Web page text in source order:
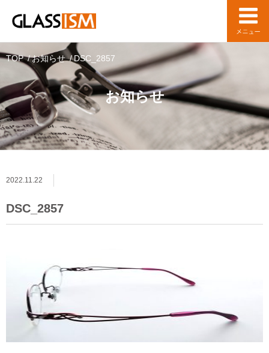
お知らせ
TOP お知らせ DSC_2857
2022.11.22
DSC_2857